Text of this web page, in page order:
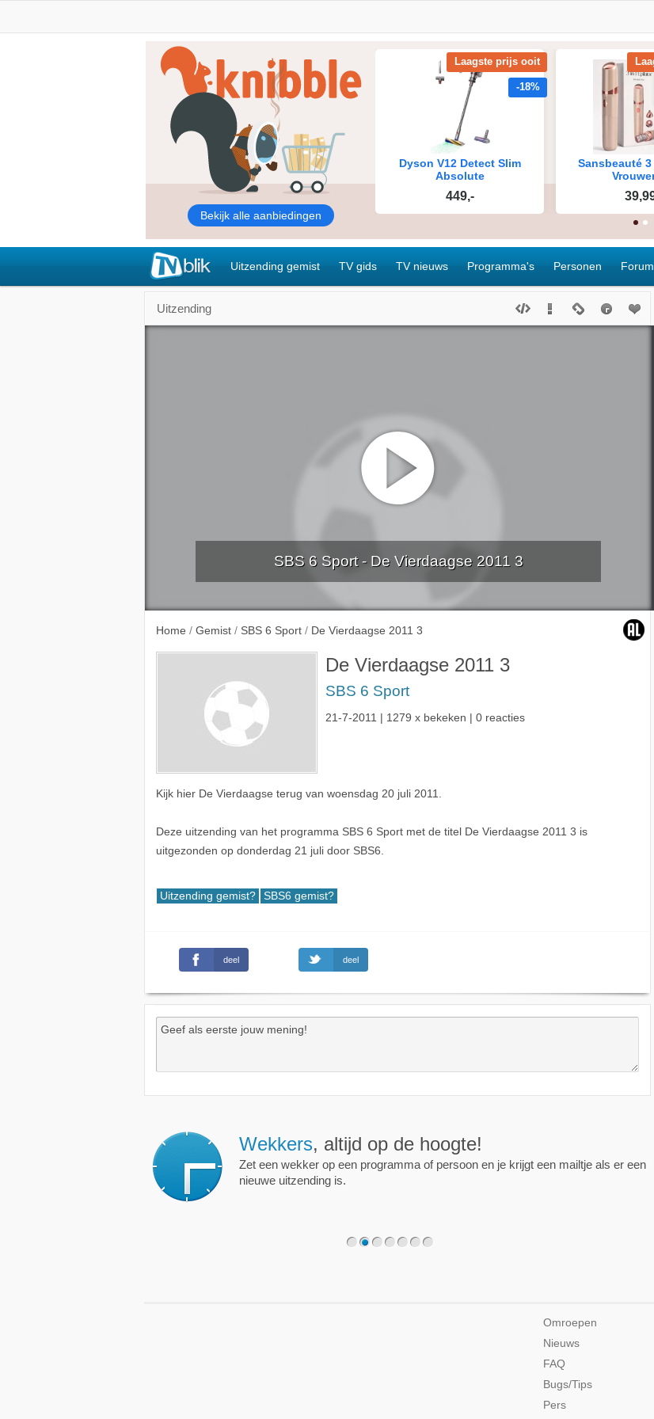
Uitzending gemist TV gids TV nieuws Programma's Personen Forum
Uitzending
SBS 6 Sport - De Vierdaagse 2011 3
Home / Gemist / SBS 6 Sport / De Vierdaagse 2011 3
De Vierdaagse 2011 3
SBS 6 Sport
21-7-2011 | 1279 x bekeken | 0 reacties
Kijk hier De Vierdaagse terug van woensdag 20 juli 2011.
Deze uitzending van het programma SBS 6 Sport met de titel De Vierdaagse 2011 3 is
uitgezonden op donderdag 21 juli door SBS6.
Uitzending gemist? SBS6 gemist?
deel deel
Wekkers, altijd op de hoogte!
Zet een wekker op een programma of persoon en je krijgt een mailtje als er een
nieuwe uitzending is.
Omroepen
Nieuws
FAQ
Bugs/Tips
Pers